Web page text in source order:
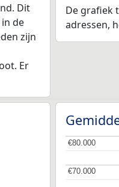
Dit
de
zijn
Er
De grafiek
adressen,
€70.000
€70.000
€80.000
€80.000